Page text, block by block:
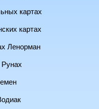
картах
картах
Ленорман
Рунах